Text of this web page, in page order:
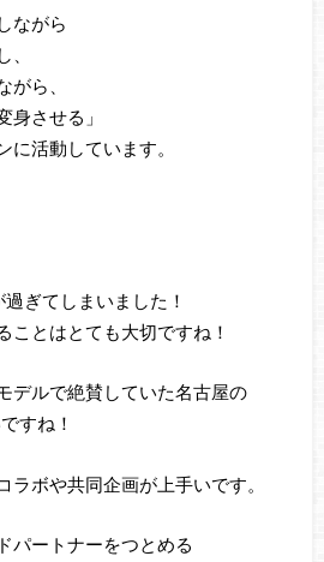
ながら
がら、
身させる」
に活動しています。
ぎてしまいました！
ことはとても大切ですね！
デルで絶賛していた名古屋の
すね！
ラボや共同企画が上手いです。
パートナーをつとめる